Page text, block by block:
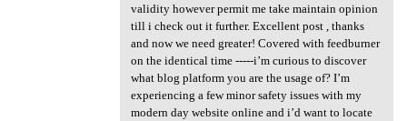
validity however permit me take maintain opinion
till i check out it further. Excellent post , thanks
and now we need greater! Covered with feedburner
on the identical time -----i’m curious to discover
what blog platform you are the usage of? I’m
experiencing a few minor safety issues with my
modern day website online and i’d want to locate